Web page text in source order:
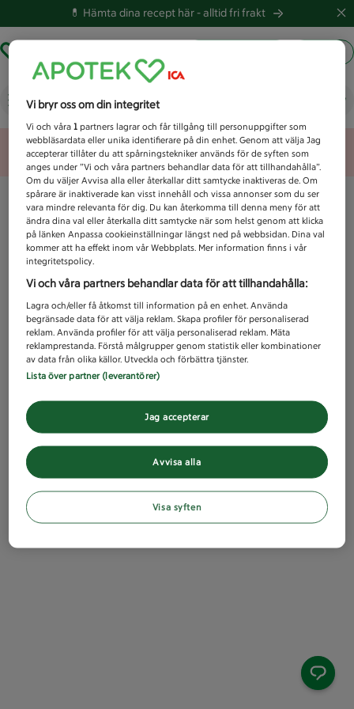
💊 Hämta dina recept här -alltid fri frakt
Vad letar du efter idag?
Unknown error
Vi bryr oss om din integritet
Vi och våra1 partners lagrar och får tillgång till personuppgifter som
webbläsardata eller unika identifierare på din enhet. Genom att välja Jag
accepterar tillåter du att spårningstekniker används för de syften som
anges under ”Vi och våra partners behandlar data för att tillhandahålla”.
Om du väljer Avvisa alla eller återkallar ditt samtycke inaktiveras de. Om
spårare är inaktiverade kan visst innehåll och vissa annonser som du ser
vara mindre relevanta för dig. Du kan återkomma till denna meny för att
ändra dina val eller återkalla ditt samtycke när som helst genom att klicka
på länken Anpassa cookieinställningar längst ned på webbsidan. Dina val
kommer att ha effekt inom vår Webbplats. Mer information finns i vår
integritetspolicy.
Vi och våra partners behandlar data för att tillhandahålla:
Lagra och/eller få åtkomst till information på en enhet. Använda
begränsade data för att välja reklam. Skapa profiler för personaliserad
reklam. Använda profiler för att välja personaliserad reklam. Mäta
reklamprestanda. Förstå målgrupper genom statistik eller kombinationer
av data från olika källor. Utveckla och förbättra tjänster.
Lista över partner (leverantörer)
Avvisa alla
Jag accepterar
Visa syften